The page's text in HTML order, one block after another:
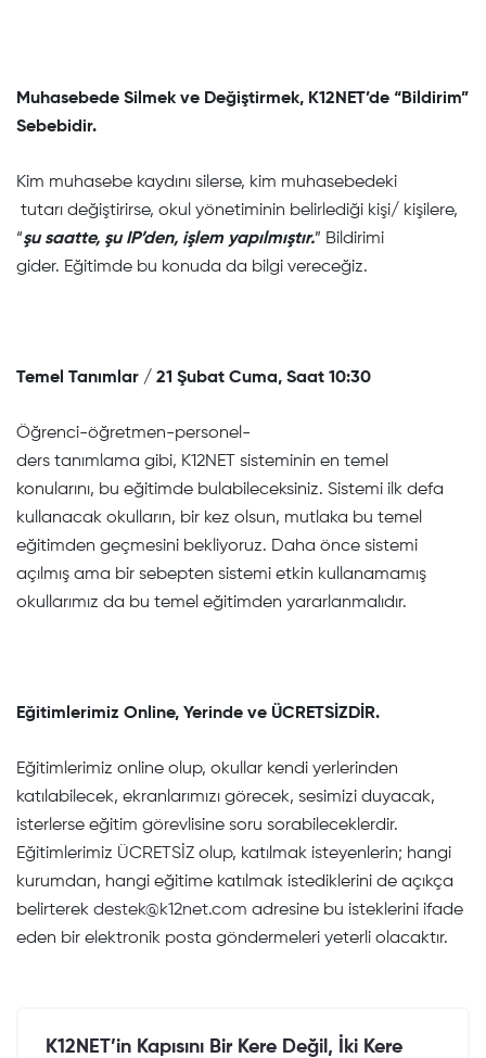
Muhasebede Silmek ve Değiştirmek, K12NET’de “Bildirim”
Sebebidir.
Kim muhasebe kaydını silerse, kim muhasebedeki
tutarı değiştirirse, okul yönetiminin belirlediği kişi/ kişilere,
“şu saatte, şu IP’den, işlem yapılmıştır.” Bildirimi
gider. Eğitimde bu konuda da bilgi vereceğiz.
Temel Tanımlar / 21 Şubat Cuma, Saat 10:30
Öğrenci-öğretmen-personel-
ders tanımlama gibi, K12NET sisteminin en temel
konularını, bu eğitimde bulabileceksiniz. Sistemi ilk defa
kullanacak okulların, bir kez olsun, mutlaka bu temel
eğitimden geçmesini bekliyoruz. Daha önce sistemi
açılmış ama bir sebepten sistemi etkin kullanamamış
okullarımız da bu temel eğitimden yararlanmalıdır.
Eğitimlerimiz Online, Yerinde ve ÜCRETSİZDİR.
Eğitimlerimiz online olup, okullar kendi yerlerinden
katılabilecek, ekranlarımızı görecek, sesimizi duyacak,
isterlerse eğitim görevlisine soru sorabileceklerdir.
Eğitimlerimiz ÜCRETSİZ olup, katılmak isteyenlerin; hangi
kurumdan, hangi eğitime katılmak istediklerini de açıkça
belirterek destek@k12net.com adresine bu isteklerini ifade
eden bir elektronik posta göndermeleri yeterli olacaktır.
K12NET’in Kapısını Bir Kere Değil, İki Kere